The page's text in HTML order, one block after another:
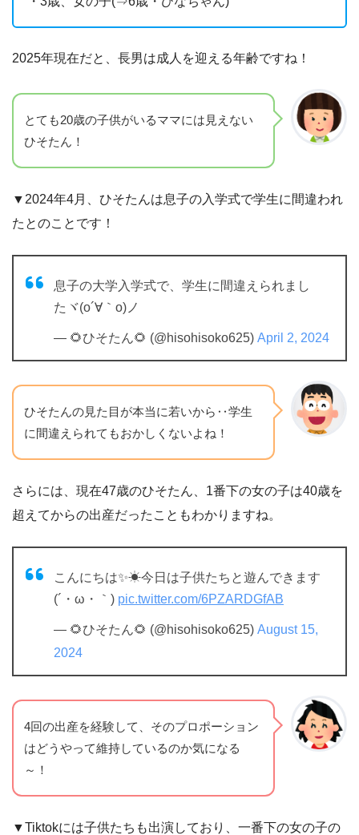
2025年現在だと、長男は成人を迎える年齢ですね！
とても20歳の子供がいるママには見えない
ひそたん！
▼2024年4月、ひそたんは息子の入学式で学生に間違われ
たとのことです！
息子の大学入学式で、学生に間違えられまし
たヾ(o´∀｀o)ノ
— 🌻ひそたん🌻 (@hisohisoko625) April 2, 2024
ひそたんの見た目が本当に若いから‥学生
に間違えられてもおかしくないよね！
さらには、現在47歳のひそたん、1番下の女の子は40歳を
超えてからの出産だったこともわかりますね。
こんにちは✨☀今日は子供たちと遊んできます
(´・ω・｀) pic.twitter.com/6PZARDGfAB
— 🌻ひそたん🌻 (@hisohisoko625) August 15,
2024
4回の出産を経験して、そのプロポーション
はどうやって維持しているのか気になる
～！
▼Tiktokには子供たちも出演しており、一番下の女の子の